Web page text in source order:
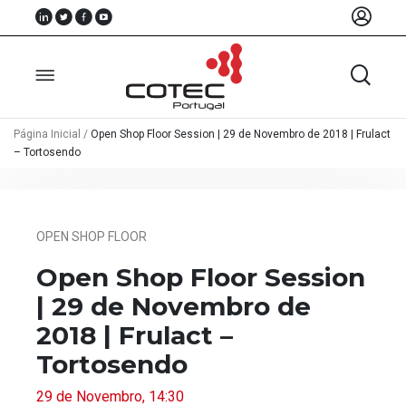
Associados
Recursos
Notícias
Eventos
Projectos
Página Inicial / Open Shop Floor Session | 29 de Novembro de 2018 | Frulact
– Tortosendo
OPEN SHOP FLOOR
Open Shop Floor Session
| 29 de Novembro de
2018 | Frulact –
Tortosendo
29 de Novembro, 14:30